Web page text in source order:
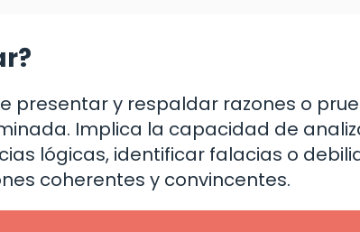
presentar y respaldar razones o
Implica la capacidad de
lógicas, identificar falacias o
coherentes y convincentes.